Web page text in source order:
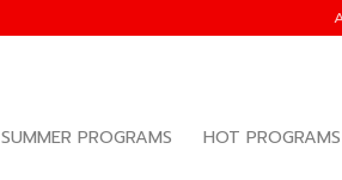
SUMMER PROGRAMS HOT PROGRAMS